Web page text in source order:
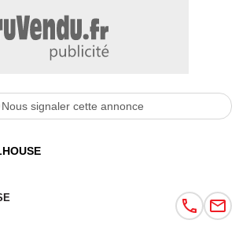
Nous signaler cette annonce